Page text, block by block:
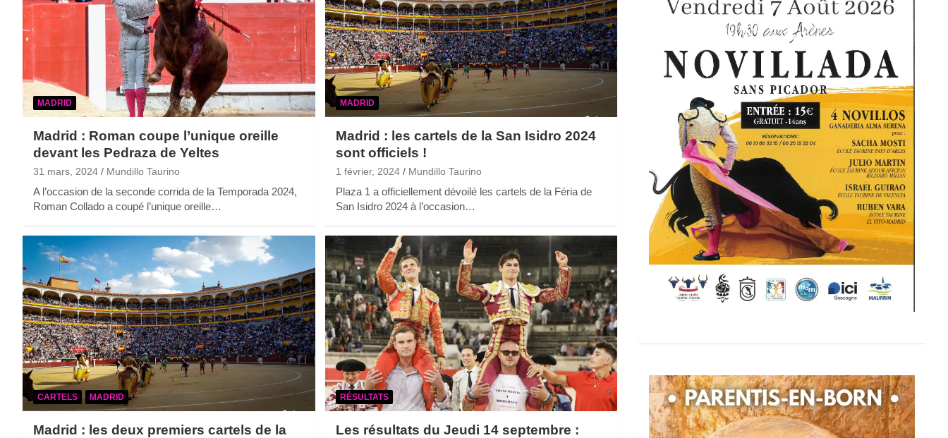
MADRID
Madrid : Roman coupe l’unique oreille
devant les Pedraza de Yeltes
31 mars, 2024 Mundillo Taurino
A l’occasion de la seconde corrida de la Temporada 2024,
Roman Collado a coupé l’unique oreille…
MADRID
Madrid : les cartels de la San Isidro 2024
sont officiels !
1 février, 2024 Mundillo Taurino
Plaza 1 a officiellement dévoilé les cartels de la Féria de
San Isidro 2024 à l’occasion…
CARTELS MADRID
Madrid : les deux premiers cartels de la
RÉSULTATS
Les résultats du Jeudi 14 septembre :